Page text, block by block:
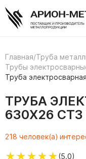
Главная/Труба
Трубы
Труба
ТРУБА
630Х26 СТ3
218 человек(а)
(5.0)